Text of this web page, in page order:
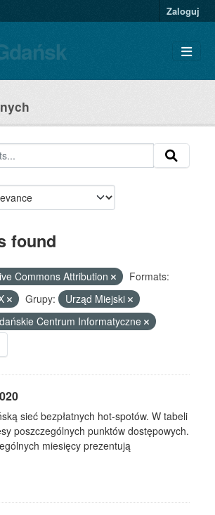
Zaloguj
found
Commons Attribution
Formats:
Grupy:
Urząd Miejski
Centrum Informatyczne
sieć bezpłatnych hot-spotów. W tabeli
poszczególnych punktów dostępowych.
miesięcy prezentują